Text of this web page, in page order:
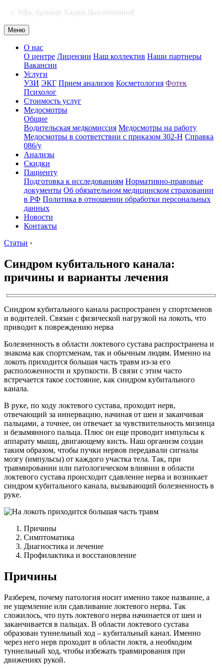
г. Уфа, бульвар Хадии Давлетшиной
Меню
О нас
О центре Лицензии Наш коллектив Наши партнеры
Вакансии
Услуги
УЗИ ЭКГ Прием анализов Косметология Фотек
Психолог
Стоимость услуг
Медосмотры
Общие
Водительская медкомиссия Медосмотры на работу
Медосмотры в соответствии с приказом 302-Н Справка
086/у
Анализы
Скидки
Пациенту
Подготовка к исследованиям Нормативно-правовые
документы Об обязательном медицинском страховании
в РФ Политика в отношении обработки персональных
данных
Новости
Контакты
Статьи ›
Синдром кубитального канала:
причины и варианты лечения
Синдром кубитального канала распространен у спортсменов
и водителей. Связан с физической нагрузкой на локоть, что
приводит к повреждению нерва
Болезненность в области локтевого сустава распространена и
знакома как спортсменам, так и обычным людям. Именно на
локоть приходится большая часть травм из-за его
расположенности и хрупкости. В связи с этим часто
встречается такое состояние, как синдром кубитального
канала.
В руке, по ходу локтевого сустава, проходит нерв,
отвечающий за иннервацию, начиная от шеи и заканчивая
пальцами, а точнее, он отвечает за чувствительность мизинца
и безымянного пальца. Плюс он еще проводит импульсы к
аппарату мышц, двигающему кисть. Наш организм создан
таким образом, чтобы пучки нервов передавали сигналы
мозгу (импульсы) от каждого участка тела. Так, при
травмировании или патологическом влиянии в области
локтевого сустава происходит сдавление нерва и возникает
синдром кубитального канала, вызывающий болезненность в
руке.
Причины
Симптоматика
Диагностика и лечение
Профилактика и восстановление
Причины
Разберем, почему патология носит именно такое название, а
не ущемление или сдавливание локтевого нерва. Так
сложилось, что путь локтевого нерва начинается от шеи и
заканчивается в пальцах. В области локтевого сустава
образован туннельный ход – кубитальный канал. Именно
через него нерв проходит в области локтя, а необходим
туннельный ход, чтобы избежать травмирования при
движениях рукой.